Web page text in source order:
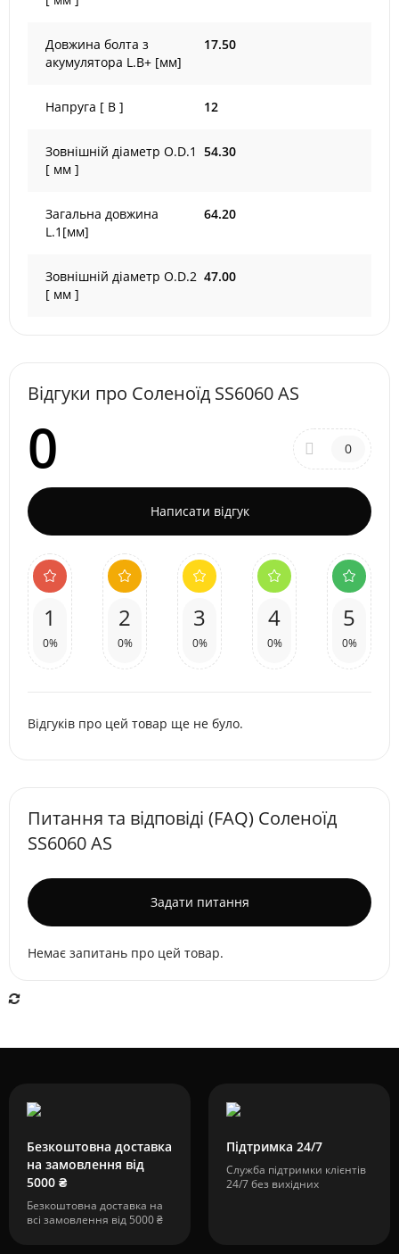
Довжина болта з
акумулятора L.B+ [мм]
17.50
Напруга [ В ] 12
Зовнішній діаметр O.D.1
[ мм ]
54.30
Загальна довжина
L.1[мм]
64.20
Зовнішній діаметр O.D.2
[ мм ]
47.00
Відгуки про Соленоїд SS6060 AS
0 0
Написати відгук
1
0%
2
0%
3
0%
4
0%
5
0%
Відгуків про цей товар ще не було.
Питання та відповіді (FAQ) Соленоїд
SS6060 AS
Задати питання
Немає запитань про цей товар.
Безкоштовна доставка
на замовлення від
5000 ₴
Безкоштовна доставка на
всі замовлення від 5000 ₴
Підтримка 24/7
Служба підтримки клієнтів
24/7 без вихідних